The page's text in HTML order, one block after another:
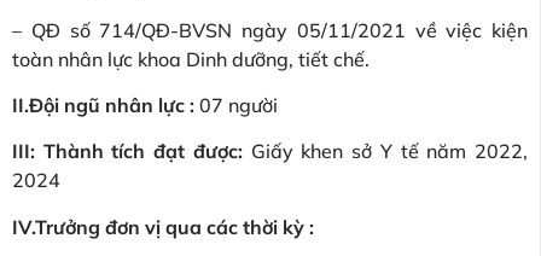
– QĐ số 714/QĐ-BVSN ngày 05/11/2021 về việc kiện
toàn nhân lực khoa Dinh dưỡng, tiết chế.
II.Đội ngũ nhân lực : 07 người
III: Thành tích đạt được:Giấy khen sở Y tế năm 2022,
2024
IV.Trưởng đơn vị qua các thời kỳ :